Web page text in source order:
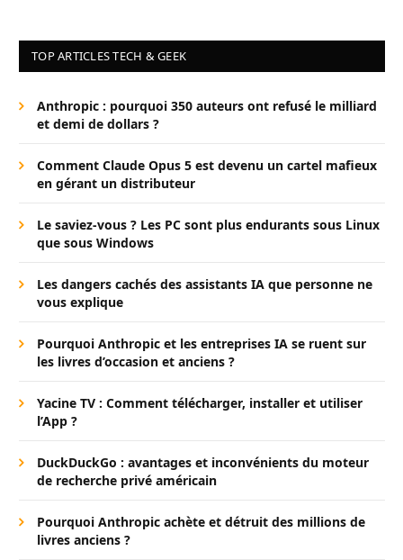
TOP ARTICLES TECH & GEEK
Anthropic : pourquoi 350 auteurs ont refusé le milliard
et demi de dollars ?
Comment Claude Opus 5 est devenu un cartel mafieux
en gérant un distributeur
Le saviez-vous ? Les PC sont plus endurants sous Linux
que sous Windows
Les dangers cachés des assistants IA que personne ne
vous explique
Pourquoi Anthropic et les entreprises IA se ruent sur
les livres d’occasion et anciens ?
Yacine TV : Comment télécharger, installer et utiliser
l’App ?
DuckDuckGo : avantages et inconvénients du moteur
de recherche privé américain
Pourquoi Anthropic achète et détruit des millions de
livres anciens ?